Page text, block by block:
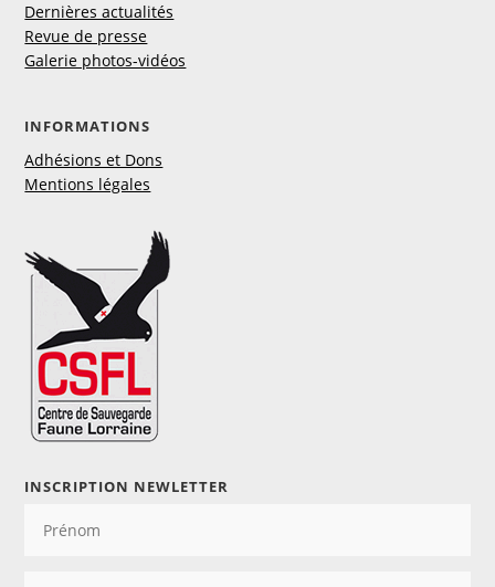
Dernières actualités
Revue de presse
Galerie photos-vidéos
INFORMATIONS
Adhésions et Dons
Mentions légales
INSCRIPTION NEWLETTER